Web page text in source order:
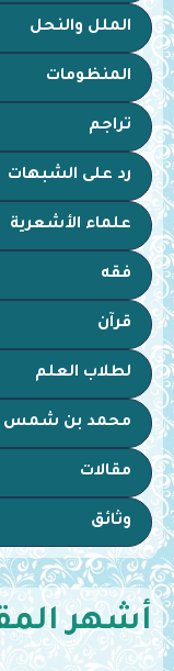
الملل والنحل
المنظومات
تراجم
رد على الشبهات
علماء الأشعرية
فقه
قرآن
لطلاب العلم
محمد بن شمس
مقالات
وثائق
أشهر